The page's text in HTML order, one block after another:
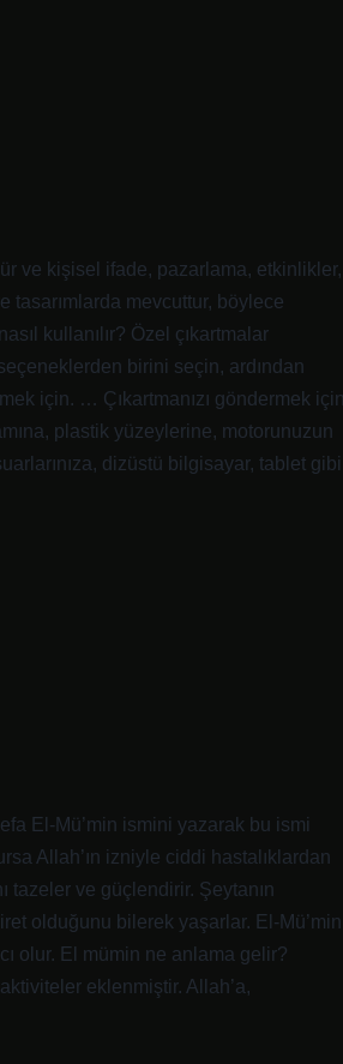
ve kişisel ifade, pazarlama, etkinlikler,
tasarımlarda mevcuttur, böylece
kullanılır? Özel çıkartmalar
birini seçin, ardından
için. … Çıkartmanızı göndermek
plastik yüzeylerine, motorunuzun
dizüstü bilgisayar, tablet gibi
El-Mü’min ismini yazarak bu ismi
Allah’ın izniyle ciddi hastalıklardan
tazeler ve güçlendirir. Şeytanın
olduğunu bilerek yaşarlar. El-Mü’min
olur. El mümin ne anlama gelir?
eklenmiştir. Allah’a,